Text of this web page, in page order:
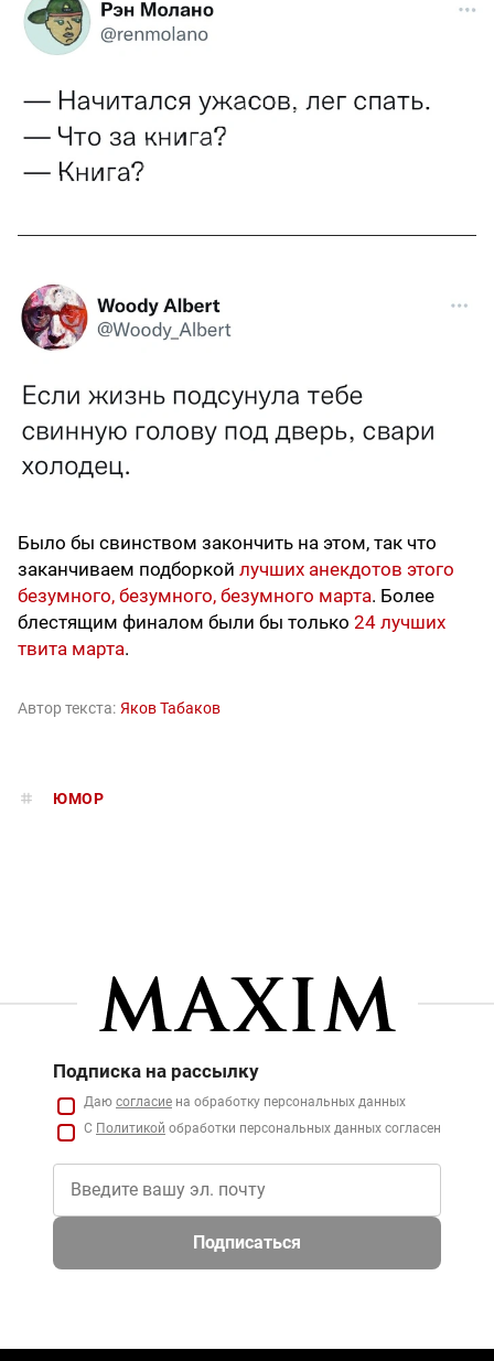
Было бы свинством закончить на этом, так что
заканчиваем подборкой лучших анекдотов этого
безумного, безумного, безумного марта. Более
блестящим финалом были бы только 24 лучших
твита марта.
Автор текста: Яков Табаков
ЮМОР
Подписка на рассылку
Даю согласие на обработку персональных данных
С Политикой обработки персональных данных согласен
Подписаться